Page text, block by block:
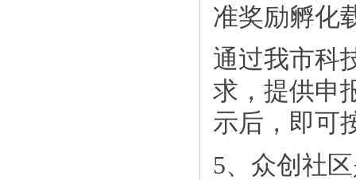
准奖励孵化
通过我市科
求，提供申
示后，即可
5、众创社